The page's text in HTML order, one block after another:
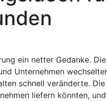
ein netter Gedanke.
Unternehmen
schnell veränderte.
liefern könnten,